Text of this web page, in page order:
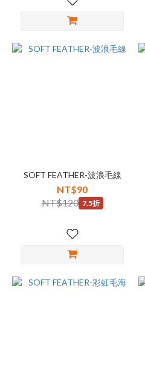
SOFT FEATHER-波浪毛線
NT$90
NT$120 7.5折